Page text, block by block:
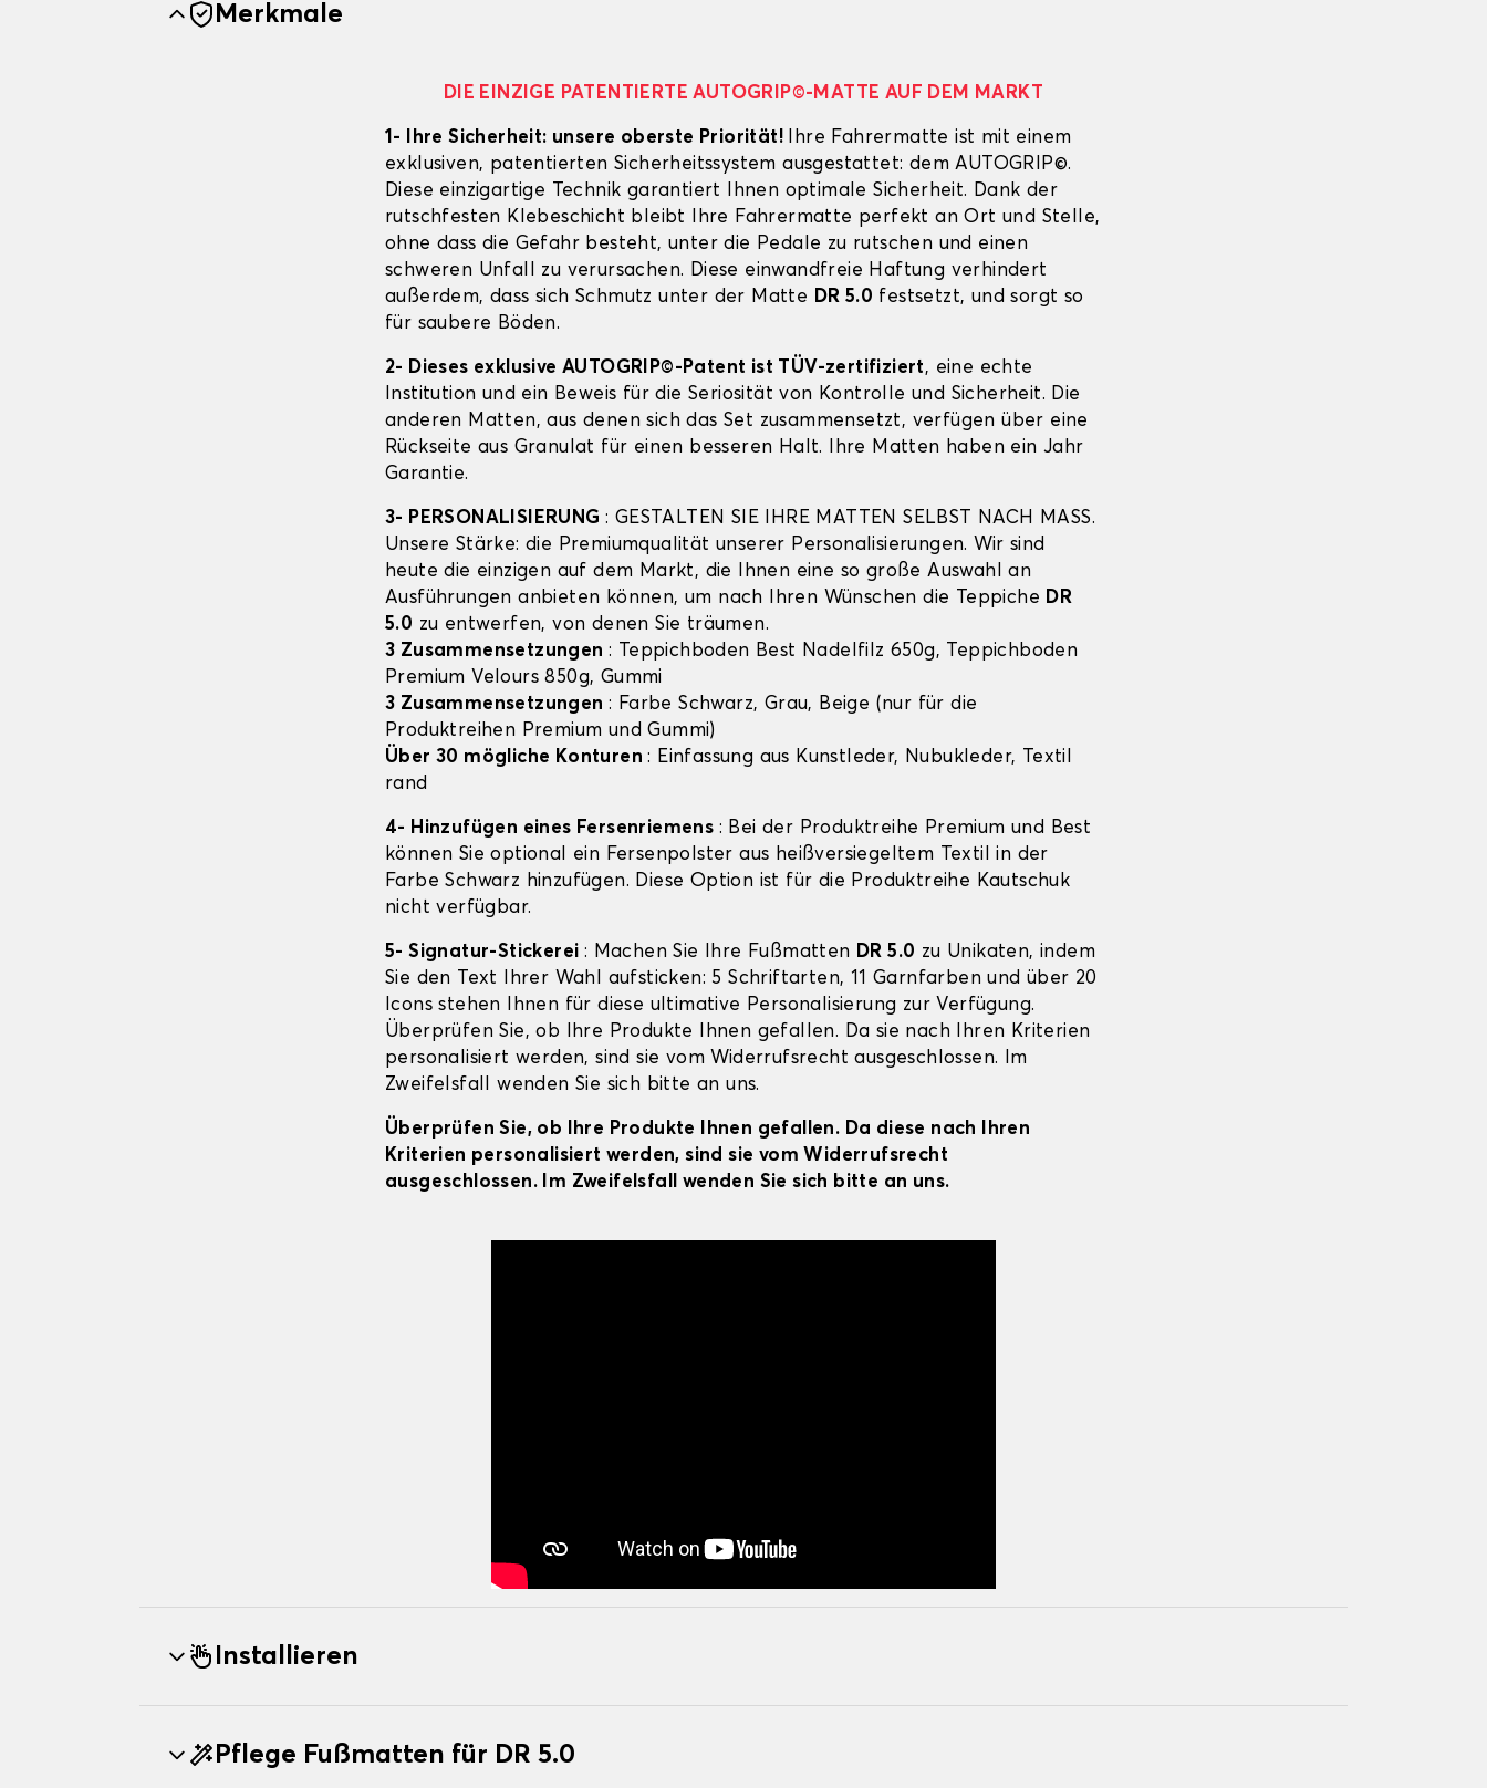
Merkmale
DIE EINZIGE PATENTIERTE AUTOGRIP©-MATTE AUF DEM MARKT
1- Ihre Sicherheit: unsere oberste Priorität! Ihre Fahrermatte ist mit einem
exklusiven, patentierten Sicherheitssystem ausgestattet: dem AUTOGRIP©.
Diese einzigartige Technik garantiert Ihnen optimale Sicherheit. Dank der
rutschfesten Klebeschicht bleibt Ihre Fahrermatte perfekt an Ort und Stelle,
ohne dass die Gefahr besteht, unter die Pedale zu rutschen und einen
schweren Unfall zu verursachen. Diese einwandfreie Haftung verhindert
außerdem, dass sich Schmutz unter der Matte DR 5.0 festsetzt, und sorgt so
für saubere Böden.
2- Dieses exklusive AUTOGRIP©-Patent ist TÜV-zertifiziert, eine echte
Institution und ein Beweis für die Seriosität von Kontrolle und Sicherheit. Die
anderen Matten, aus denen sich das Set zusammensetzt, verfügen über eine
Rückseite aus Granulat für einen besseren Halt. Ihre Matten haben ein Jahr
Garantie.
3- PERSONALISIERUNG : GESTALTEN SIE IHRE MATTEN SELBST NACH MASS.
Unsere Stärke: die Premiumqualität unserer Personalisierungen. Wir sind
heute die einzigen auf dem Markt, die Ihnen eine so große Auswahl an
Ausführungen anbieten können, um nach Ihren Wünschen die Teppiche DR
5.0 zu entwerfen, von denen Sie träumen.
3 Zusammensetzungen : Teppichboden Best Nadelfilz 650g, Teppichboden
Premium Velours 850g, Gummi
3 Zusammensetzungen : Farbe Schwarz, Grau, Beige (nur für die
Produktreihen Premium und Gummi)
Über 30 mögliche Konturen: Einfassung aus Kunstleder, Nubukleder, Textil
rand
4- Hinzufügen eines Fersenriemens : Bei der Produktreihe Premium und Best
können Sie optional ein Fersenpolster aus heißversiegeltem Textil in der
Farbe Schwarz hinzufügen. Diese Option ist für die Produktreihe Kautschuk
nicht verfügbar.
5- Signatur-Stickerei : Machen Sie Ihre Fußmatten DR 5.0 zu Unikaten, indem
Sie den Text Ihrer Wahl aufsticken: 5 Schriftarten, 11 Garnfarben und über 20
Icons stehen Ihnen für diese ultimative Personalisierung zur Verfügung.
Überprüfen Sie, ob Ihre Produkte Ihnen gefallen. Da sie nach Ihren Kriterien
personalisiert werden, sind sie vom Widerrufsrecht ausgeschlossen. Im
Zweifelsfall wenden Sie sich bitte an uns.
Überprüfen Sie, ob Ihre Produkte Ihnen gefallen. Da diese nach Ihren
Kriterien personalisiert werden, sind sie vom Widerrufsrecht
ausgeschlossen. Im Zweifelsfall wenden Sie sich bitte an uns.
Installieren
Pflege Fußmatten für DR 5.0